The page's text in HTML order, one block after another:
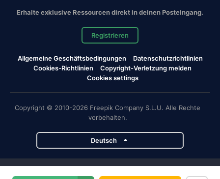
Erhalte exklusive Ressourcen direkt in deinen Posteingang.
Registrieren
Allgemeine Geschäftsbedingungen
Datenschutzrichtlinien
Cookies-Richtlinien
Copyright-Verletzung melden
Cookies settings
Copyright © 2010-2026 Freepik Company S.L.U. Alle Rechte
vorbehalten.
Deutsch